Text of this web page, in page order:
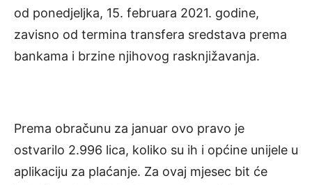
od ponedjeljka, 15. februara 2021. godine,
zavisno od termina transfera sredstava prema
bankama i brzine njihovog rasknjižavanja.
Prema obračunu za januar ovo pravo je
ostvarilo 2.996 lica, koliko su ih i općine unijele u
aplikaciju za plaćanje. Za ovaj mjesec bit će